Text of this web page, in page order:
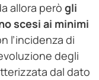
allora però gli
scesi ai minimi
l’incidenza di
degli
dal dato